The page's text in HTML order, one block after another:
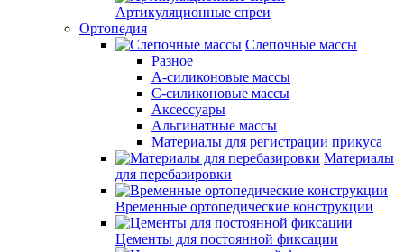
Артикуляционные спреи
Ортопедия
Слепочные массы
Разное
А-силиконовые массы
С-силиконовые массы
Аксессуары
Альгинатные массы
Материалы для регистрации прикуса
Материалы
для перебазировки
Временные ортопедические конструкции
Цементы для постоянной фиксации